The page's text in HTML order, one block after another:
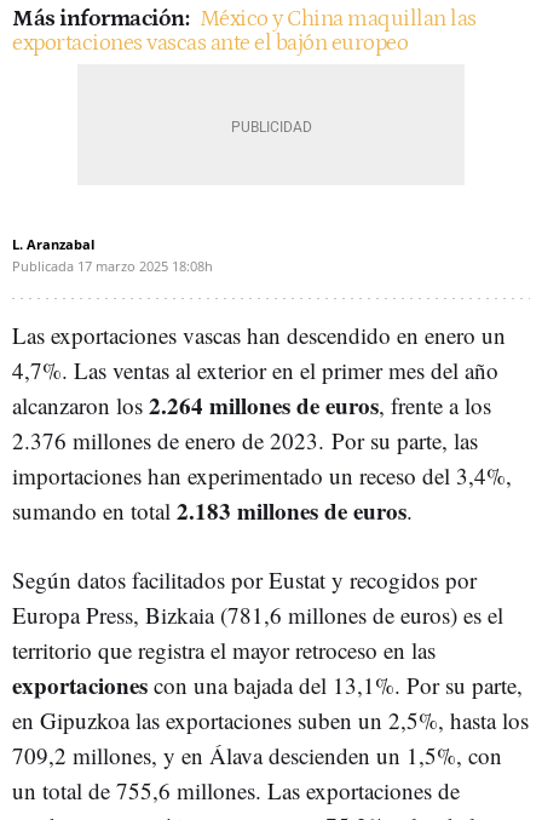
Más información: México y China maquillan las
exportaciones vascas ante el bajón europeo
L. Aranzabal
Publicada 17 marzo 2025 18:08h
Las exportaciones vascas han descendido en enero un
4,7%. Las ventas al exterior en el primer mes del año
alcanzaron los 2.264 millones de euros, frente a los
2.376 millones de enero de 2023. Por su parte, las
importaciones han experimentado un receso del 3,4%,
sumando en total 2.183 millones de euros.
Según datos facilitados por Eustat y recogidos por
Europa Press, Bizkaia (781,6 millones de euros) es el
territorio que registra el mayor retroceso en las
exportaciones con una bajada del 13,1%. Por su parte,
en Gipuzkoa las exportaciones suben un 2,5%, hasta los
709,2 millones, y en Álava descienden un 1,5%, con
un total de 755,6 millones. Las exportaciones de